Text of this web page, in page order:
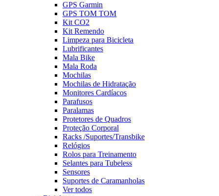
GPS Garmin
GPS TOM TOM
Kit CO2
Kit Remendo
Limpeza para Bicicleta
Lubrificantes
Mala Bike
Mala Roda
Mochilas
Mochilas de Hidratação
Monitores Cardíacos
Parafusos
Paralamas
Protetores de Quadros
Proteção Corporal
Racks /Suportes/Transbike
Relógios
Rolos para Treinamento
Selantes para Tubeless
Sensores
Suportes de Caramanholas
Ver todos